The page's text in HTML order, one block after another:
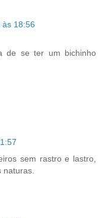
18:56
de se ter um bichinho
sem rastro e lastro,